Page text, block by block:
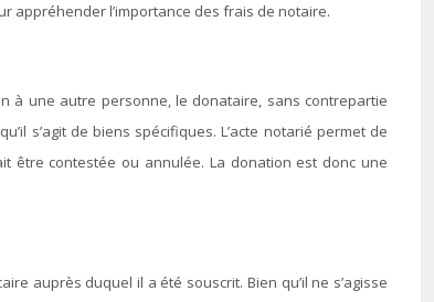
appréhender l’importance des frais de notaire.
à une autre personne, le donataire, sans contrepartie
s’agit de biens spécifiques. L’acte notarié permet de
être contestée ou annulée. La donation est donc une
auprès duquel il a été souscrit. Bien qu’il ne s’agisse